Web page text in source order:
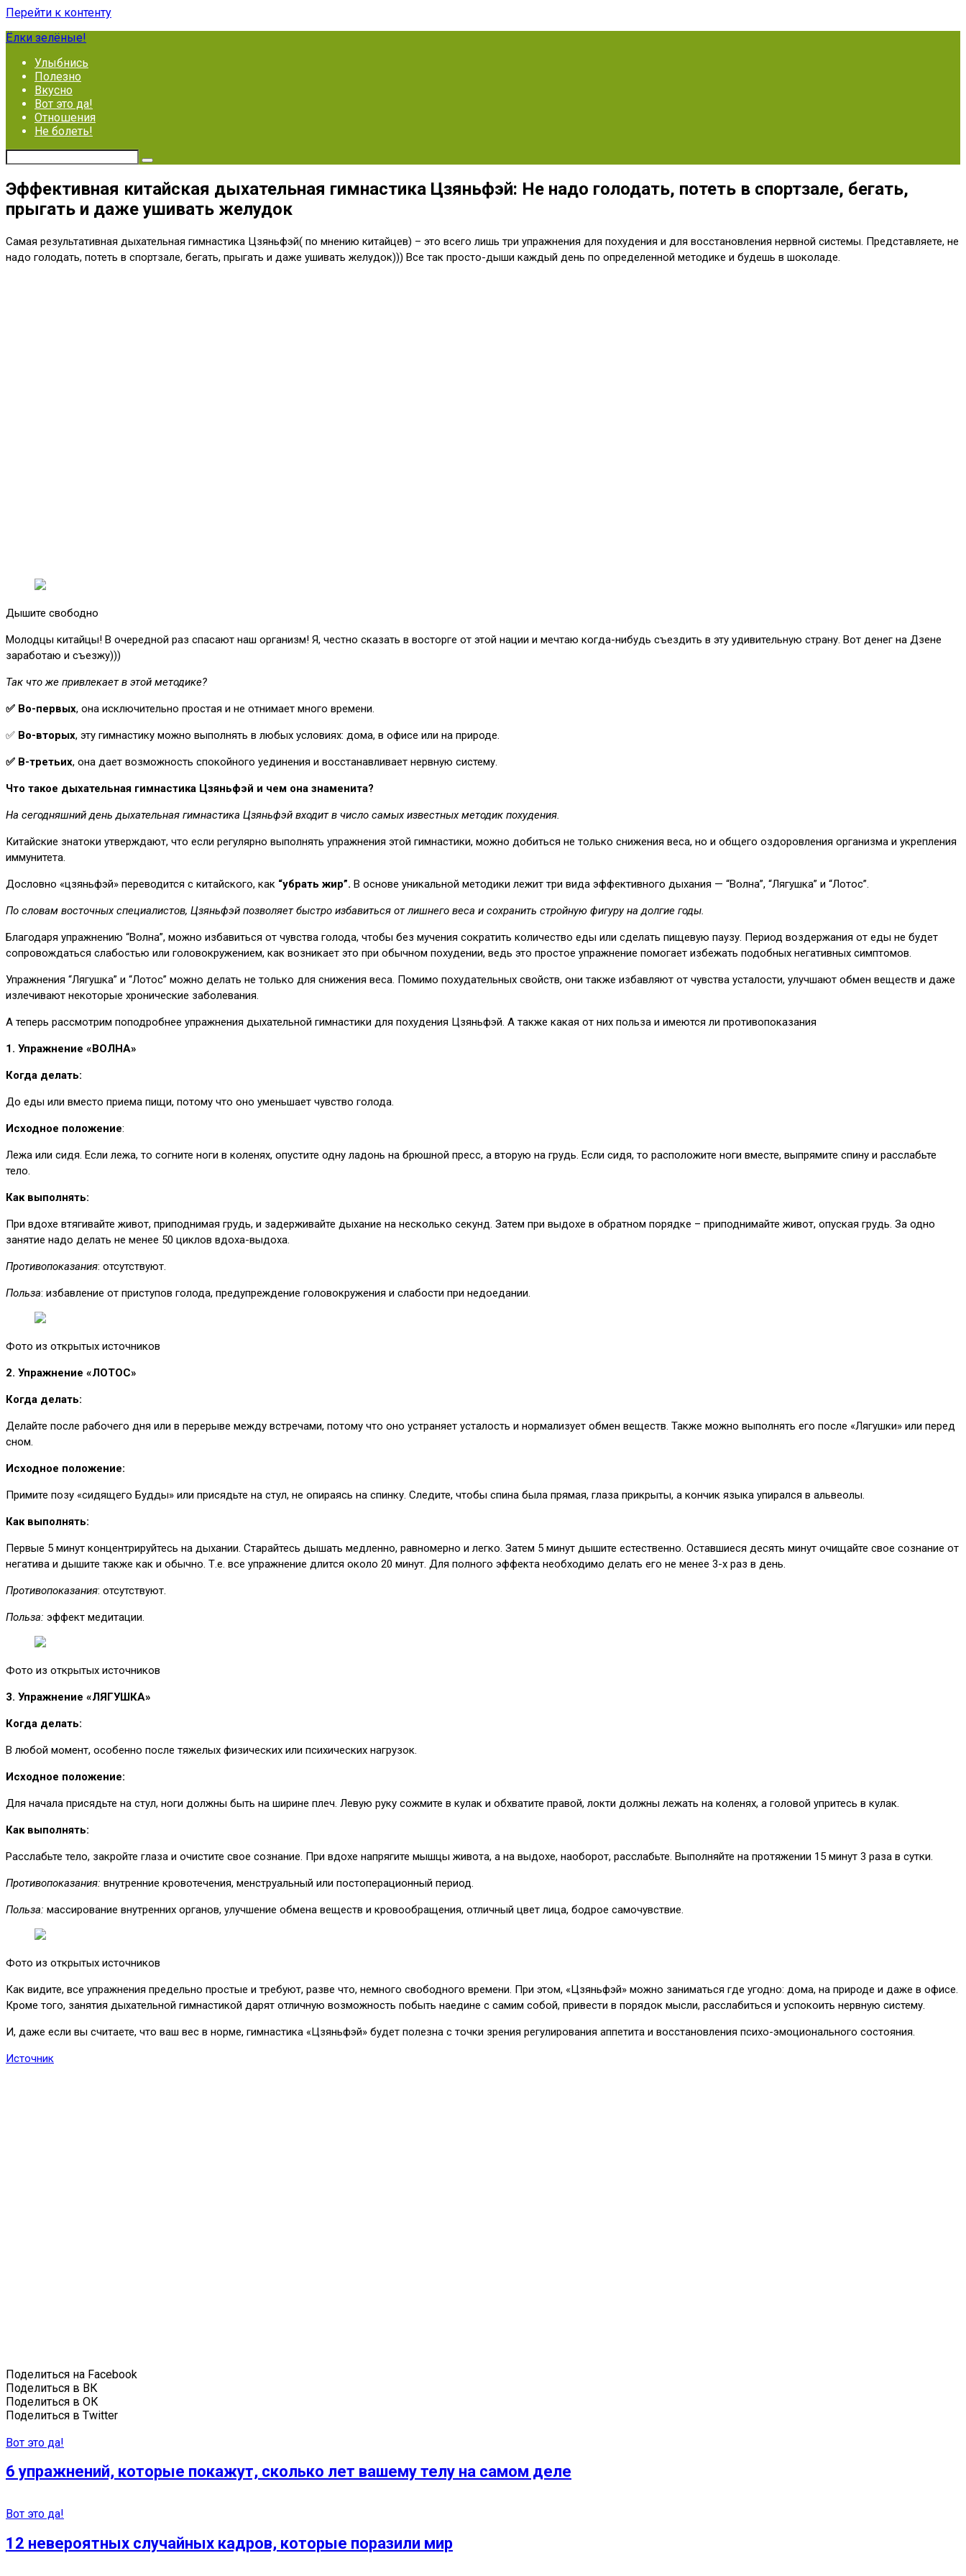
Перейти к контенту
Ёлки зелёные!
Улыбнись
Полезно
Вкусно
Вот это да!
Отношения
Не болеть!
Эффективная китайская дыхательная гимнастика Цзяньфэй: Не надо голодать, потеть в спортзале, бегать,
прыгать и даже ушивать желудок
Самая результативная дыхательная гимнастика Цзяньфэй( по мнению китайцев) – это всего лишь три упражнения для похудения и для восстановления нервной системы. Представляете, не
надо голодать, потеть в спортзале, бегать, прыгать и даже ушивать желудок))) Все так просто-дыши каждый день по определенной методике и будешь в шоколаде.
Дышите свободно
Молодцы китайцы! В очередной раз спасают наш организм! Я, честно сказать в восторге от этой нации и мечтаю когда-нибудь съездить в эту удивительную страну. Вот денег на Дзене
заработаю и съезжу)))
Так что же привлекает в этой методике?
✅ Во-первых, она исключительно простая и не отнимает много времени.
✅ Во-вторых, эту гимнастику можно выполнять в любых условиях: дома, в офисе или на природе.
✅ В-третьих, она дает возможность спокойного уединения и восстанавливает нервную систему.
Что такое дыхательная гимнастика Цзяньфэй и чем она знаменита?
На сегодняшний день дыхательная гимнастика Цзяньфэй входит в число самых известных методик похудения.
Китайские знатоки утверждают, что если регулярно выполнять упражнения этой гимнастики, можно добиться не только снижения веса, но и общего оздоровления организма и укрепления
иммунитета.
Дословно «цзяньфэй» переводится с китайского, как “убрать жир”. В основе уникальной методики лежит три вида эффективного дыхания — “Волна”, “Лягушка” и “Лотос”.
По словам восточных специалистов, Цзяньфэй позволяет быстро избавиться от лишнего веса и сохранить стройную фигуру на долгие годы.
Благодаря упражнению “Волна”, можно избавиться от чувства голода, чтобы без мучения сократить количество еды или сделать пищевую паузу. Период воздержания от еды не будет
сопровождаться слабостью или головокружением, как возникает это при обычном похудении, ведь это простое упражнение помогает избежать подобных негативных симптомов.
Упражнения “Лягушка” и “Лотос” можно делать не только для снижения веса. Помимо похудательных свойств, они также избавляют от чувства усталости, улучшают обмен веществ и даже
излечивают некоторые хронические заболевания.
А теперь рассмотрим поподробнее упражнения дыхательной гимнастики для похудения Цзяньфэй. А также какая от них польза и имеются ли противопоказания
1. Упражнение «ВОЛНА»
Когда делать:
До еды или вместо приема пищи, потому что оно уменьшает чувство голода.
Исходное положение:
Лежа или сидя. Если лежа, то согните ноги в коленях, опустите одну ладонь на брюшной пресс, а вторую на грудь. Если сидя, то расположите ноги вместе, выпрямите спину и расслабьте
тело.
Как выполнять:
При вдохе втягивайте живот, приподнимая грудь, и задерживайте дыхание на несколько секунд. Затем при выдохе в обратном порядке – приподнимайте живот, опуская грудь. За одно
занятие надо делать не менее 50 циклов вдоха-выдоха.
Противопоказания: отсутствуют.
Польза: избавление от приступов голода, предупреждение головокружения и слабости при недоедании.
Фото из открытых источников
2. Упражнение «ЛОТОС»
Когда делать:
Делайте после рабочего дня или в перерыве между встречами, потому что оно устраняет усталость и нормализует обмен веществ. Также можно выполнять его после «Лягушки» или перед
сном.
Исходное положение:
Примите позу «сидящего Будды» или присядьте на стул, не опираясь на спинку. Следите, чтобы спина была прямая, глаза прикрыты, а кончик языка упирался в альвеолы.
Как выполнять:
Первые 5 минут концентрируйтесь на дыхании. Старайтесь дышать медленно, равномерно и легко. Затем 5 минут дышите естественно. Оставшиеся десять минут очищайте свое сознание от
негатива и дышите также как и обычно. Т.е. все упражнение длится около 20 минут. Для полного эффекта необходимо делать его не менее 3-х раз в день.
Противопоказания: отсутствуют.
Польза: эффект медитации.
Фото из открытых источников
3. Упражнение «ЛЯГУШКА»
Когда делать:
В любой момент, особенно после тяжелых физических или психических нагрузок.
Исходное положение:
Для начала присядьте на стул, ноги должны быть на ширине плеч. Левую руку сожмите в кулак и обхватите правой, локти должны лежать на коленях, а головой упритесь в кулак.
Как выполнять:
Расслабьте тело, закройте глаза и очистите свое сознание. При вдохе напрягите мышцы живота, а на выдохе, наоборот, расслабьте. Выполняйте на протяжении 15 минут 3 раза в сутки.
Противопоказания: внутренние кровотечения, менструальный или постоперационный период.
Польза: массирование внутренних органов, улучшение обмена веществ и кровообращения, отличный цвет лица, бодрое самочувствие.
Фото из открытых источников
Как видите, все упражнения предельно простые и требуют, разве что, немного свободного времени. При этом, «Цзяньфэй» можно заниматься где угодно: дома, на природе и даже в офисе.
Кроме того, занятия дыхательной гимнастикой дарят отличную возможность побыть наедине с самим собой, привести в порядок мысли, расслабиться и успокоить нервную систему.
И, даже если вы считаете, что ваш вес в норме, гимнастика «Цзяньфэй» будет полезна с точки зрения регулирования аппетита и восстановления психо-эмоционального состояния.
Источник
Поделиться на Facebook
Поделиться в ВК
Поделиться в ОК
Поделиться в Twitter
Вот это да!
6 упражнений, которые покажут, сколько лет вашему телу на самом деле
Вот это да!
12 невероятных случайных кадров, которые поразили мир